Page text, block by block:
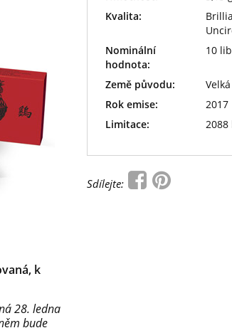
k
28. ledna
bude
Kvalita:
Nominální
hodnota:
10
Země původu:
Rok emise:
2017
Limitace:
2088
Sdílejte: